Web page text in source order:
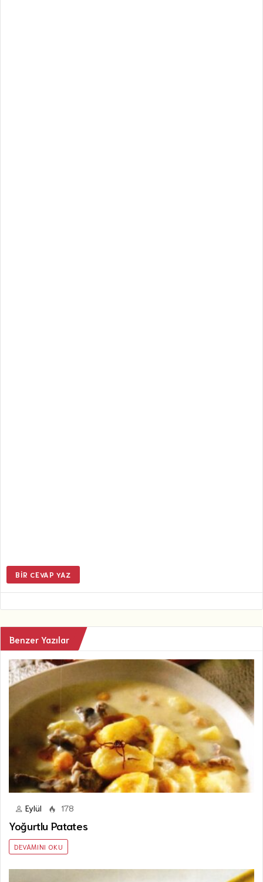
BIR CEVAP YAZ
Benzer Yazılar
Eylül 178
Yoğurtlu Patates
DEVAMINI OKU